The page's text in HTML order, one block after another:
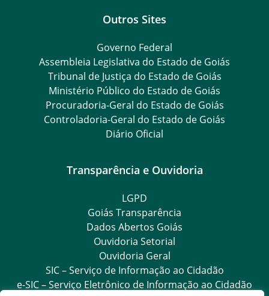
Outros Sites
Governo Federal
Assembleia Legislativa do Estado de Goiás
Tribunal de Justiça do Estado de Goiás
Ministério Público do Estado de Goiás
Procuradoria-Geral do Estado de Goiás
Controladoria-Geral do Estado de Goiás
Diário Oficial
Transparência e Ouvidoria
LGPD
Goiás Transparência
Dados Abertos Goiás
Ouvidoria Setorial
Ouvidoria Geral
SIC – Serviço de Informação ao Cidadão
e-SIC – Serviço Eletrônico de Informação ao Cidadão